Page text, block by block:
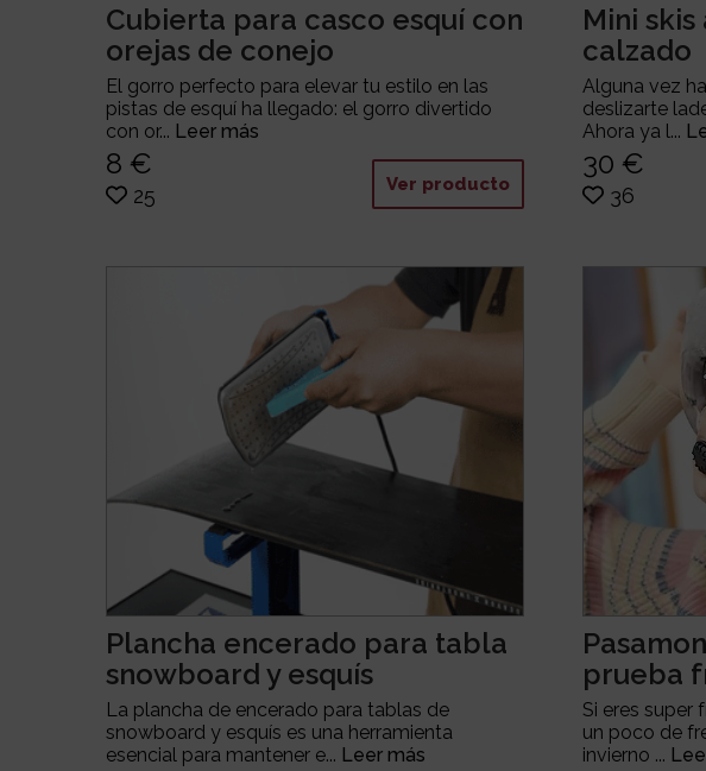
Cubierta para casco esquí con
orejas de conejo
El gorro perfecto para elevar tu estilo en las
pistas de esquí ha llegado: el gorro divertido
con or... Leer más
8 €
25 Ver producto
Mini
calzado
Alguna vez
deslizarte
Ahora ya l...
30 €
36
Plancha encerado para tabla
snowboard y esquís
La plancha de encerado para tablas de
snowboard y esquís es una herramienta
esencial para mantener e... Leer más
prueba
Si eres super
un poco de
invierno ...